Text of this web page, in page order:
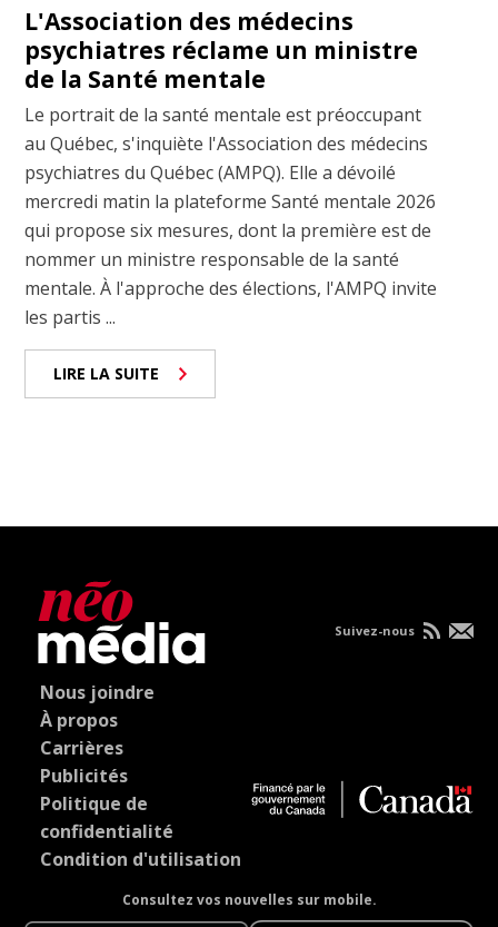
L'Association des médecins
psychiatres réclame un ministre
de la Santé mentale
Le portrait de la santé mentale est préoccupant
au Québec, s'inquiète l'Association des médecins
psychiatres du Québec (AMPQ). Elle a dévoilé
mercredi matin la plateforme Santé mentale 2026
qui propose six mesures, dont la première est de
nommer un ministre responsable de la santé
mentale. À l'approche des élections, l'AMPQ invite
les partis ...
LIRE LA SUITE
Nous joindre
À propos
Carrières
Publicités
Politique de
confidentialité
Condition d'utilisation
Consultez vos nouvelles sur mobile.
Suivez-nous